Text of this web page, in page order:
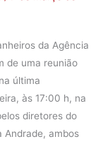
da Agência
de uma reunião
última
às 17:00 h, na
diretores do
Andrade, ambos